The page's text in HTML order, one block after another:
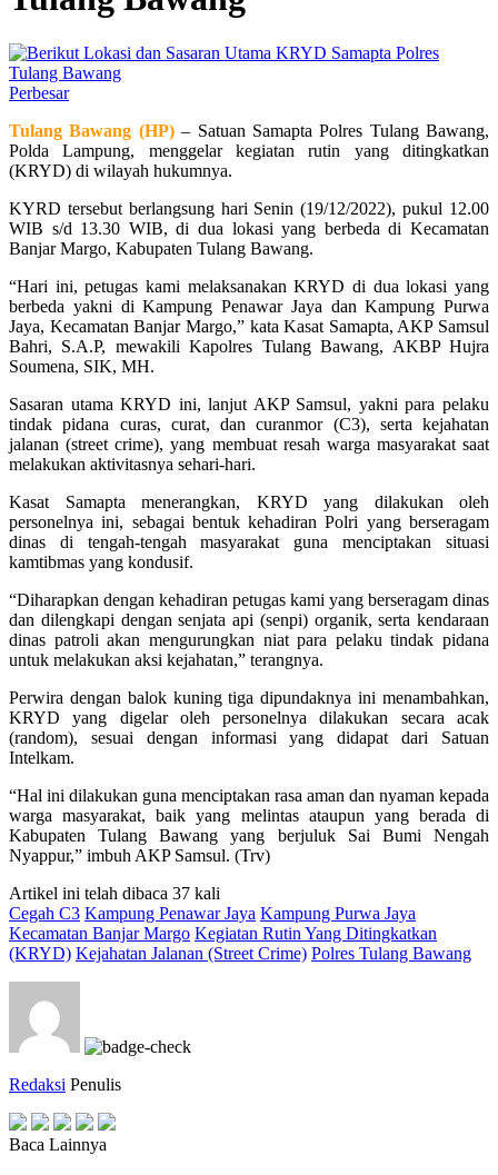
Perbesar
Tulang Bawang (HP)– Satuan Samapta Polres Tulang Bawang,
Polda Lampung, menggelar kegiatan rutin yang ditingkatkan
(KRYD) di wilayah hukumnya.
KYRD tersebut berlangsung hari Senin (19/12/2022), pukul 12.00
WIB s/d 13.30 WIB, di dua lokasi yang berbeda di Kecamatan
Banjar Margo, Kabupaten Tulang Bawang.
“Hari ini, petugas kami melaksanakan KRYD di dua lokasi yang
berbeda yakni di Kampung Penawar Jaya dan Kampung Purwa
Jaya, Kecamatan Banjar Margo,” kata Kasat Samapta, AKP Samsul
Bahri, S.A.P, mewakili Kapolres Tulang Bawang, AKBP Hujra
Soumena, SIK, MH.
Sasaran utama KRYD ini, lanjut AKP Samsul, yakni para pelaku
tindak pidana curas, curat, dan curanmor (C3), serta kejahatan
jalanan (street crime), yang membuat resah warga masyarakat saat
melakukan aktivitasnya sehari-hari.
Kasat Samapta menerangkan, KRYD yang dilakukan oleh
personelnya ini, sebagai bentuk kehadiran Polri yang berseragam
dinas di tengah-tengah masyarakat guna menciptakan situasi
kamtibmas yang kondusif.
“Diharapkan dengan kehadiran petugas kami yang berseragam dinas
dan dilengkapi dengan senjata api (senpi) organik, serta kendaraan
dinas patroli akan mengurungkan niat para pelaku tindak pidana
untuk melakukan aksi kejahatan,” terangnya.
Perwira dengan balok kuning tiga dipundaknya ini menambahkan,
KRYD yang digelar oleh personelnya dilakukan secara acak
(random), sesuai dengan informasi yang didapat dari Satuan
Intelkam.
“Hal ini dilakukan guna menciptakan rasa aman dan nyaman kepada
warga masyarakat, baik yang melintas ataupun yang berada di
Kabupaten Tulang Bawang yang berjuluk Sai Bumi Nengah
Nyappur,” imbuh AKP Samsul. (Trv)
Artikel ini telah dibaca 37 kali
Cegah C3 Kampung Penawar Jaya Kampung Purwa Jaya
Kecamatan Banjar Margo Kegiatan Rutin Yang Ditingkatkan
(KRYD) Kejahatan Jalanan (Street Crime) Polres Tulang Bawang
Redaksi Penulis
Baca Lainnya